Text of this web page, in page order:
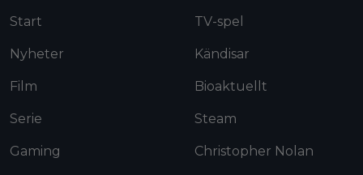
Start
Nyheter
Film
Serie
Gaming
TV-spel
Kändisar
Bioaktuellt
Steam
Christopher Nolan